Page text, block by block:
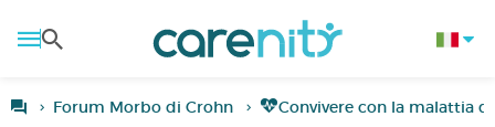
Forum Morbo di Crohn Convivere con la malattia